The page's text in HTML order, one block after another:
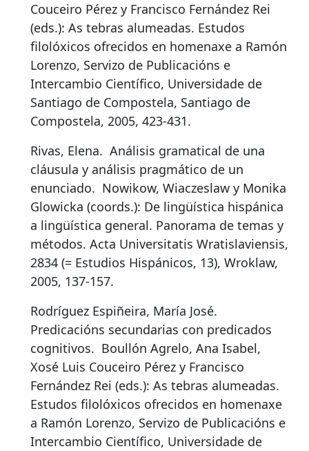
Couceiro Pérez y Francisco Fernández Rei
(eds.): As tebras alumeadas. Estudos
filolóxicos ofrecidos en homenaxe a Ramón
Lorenzo, Servizo de Publicacións e
Intercambio Científico, Universidade de
Santiago de Compostela, Santiago de
Compostela, 2005, 423-431.
Rivas, Elena. Análisis gramatical de una
cláusula y análisis pragmático de un
enunciado. Nowikow, Wiaczeslaw y Monika
Glowicka (coords.): De lingüística hispánica
a lingüística general. Panorama de temas y
métodos. Acta Universitatis Wratislaviensis,
2834 (= Estudios Hispánicos, 13), Wroklaw,
2005, 137-157.
Rodríguez Espiñeira, María José.
Predicacións secundarias con predicados
cognitivos. Boullón Agrelo, Ana Isabel,
Xosé Luis Couceiro Pérez y Francisco
Fernández Rei (eds.): As tebras alumeadas.
Estudos filolóxicos ofrecidos en homenaxe
a Ramón Lorenzo, Servizo de Publicacións e
Intercambio Científico, Universidade de